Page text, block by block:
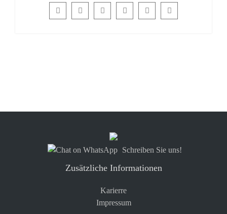
Schreiben Sie uns!
Zusätzliche Informationen
Karierre
Impressum